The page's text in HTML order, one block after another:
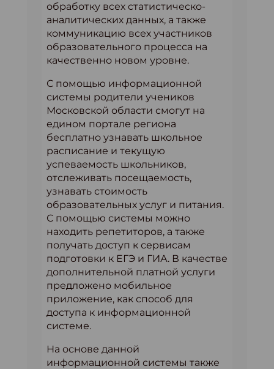
обработку всех статистическо-
аналитических данных, а также
коммуникацию всех участников
образовательного процесса на
качественно новом уровне.
С помощью информационной
системы родители учеников
Московской области смогут на
едином портале региона
бесплатно узнавать школьное
расписание и текущую
успеваемость школьников,
отслеживать посещаемость,
узнавать стоимость
образовательных услуг и питания.
С помощью системы можно
находить репетиторов, а также
получать доступ к сервисам
подготовки к ЕГЭ и ГИА. В качестве
дополнительной платной услуги
предложено мобильное
приложение, как способ для
доступа к информационной
системе.
На основе данной
информационной системы также